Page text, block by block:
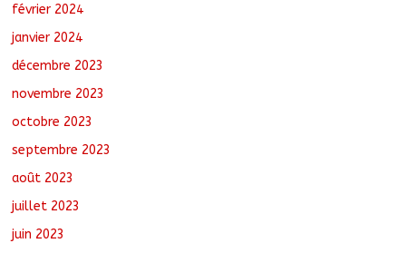
février 2024
janvier 2024
décembre 2023
novembre 2023
octobre 2023
septembre 2023
août 2023
juillet 2023
juin 2023